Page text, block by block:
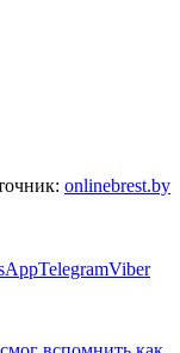
onlinebrest.by
TelegramViber